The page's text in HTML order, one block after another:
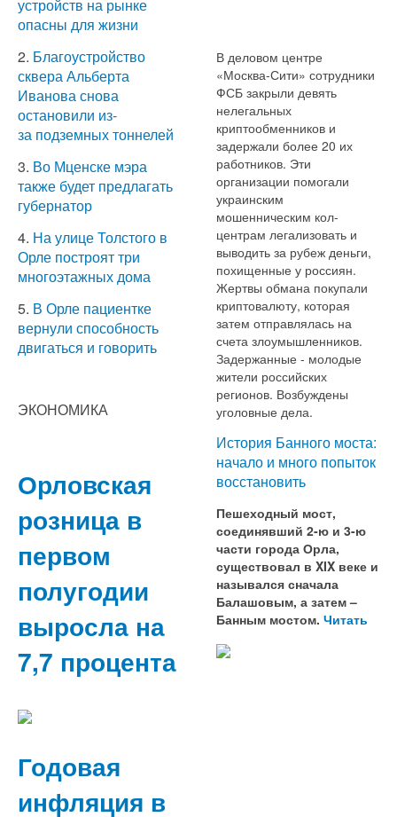
устройств на рынке
опасны для жизни
2. Благоустройство
сквера Альберта
Иванова снова
остановили из-
за подземных тоннелей
3. Во Мценске мэра
также будет предлагать
губернатор
4. На улице Толстого в
Орле построят три
многоэтажных дома
5. В Орле пациентке
вернули способность
двигаться и говорить
ЭКОНОМИКА
Орловская
розница в
первом
полугодии
выросла на
7,7 процента
Годовая
инфляция в
В деловом центре
«Москва-Сити» сотрудники
ФСБ закрыли девять
нелегальных
криптообменников и
задержали более 20 их
работников. Эти
организации помогали
украинским
мошенническим кол-
центрам легализовать и
выводить за рубеж деньги,
похищенные у россиян.
Жертвы обмана покупали
криптовалюту, которая
затем отправлялась на
счета злоумышленников.
Задержанные - молодые
жители российских
регионов. Возбуждены
уголовные дела.
История Банного моста:
начало и много попыток
восстановить
Пешеходный мост,
соединявший 2-ю и 3-ю
части города Орла,
существовал в XIX веке и
назывался сначала
Балашовым, а затем –
Банным мостом. Читать